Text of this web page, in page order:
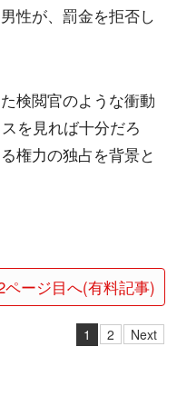
性が、罰金を拒否し
検閲官のような衝動
を見れば十分だろ
権力の独占を背景と
ページ目へ(有料記事)
1 2 Next